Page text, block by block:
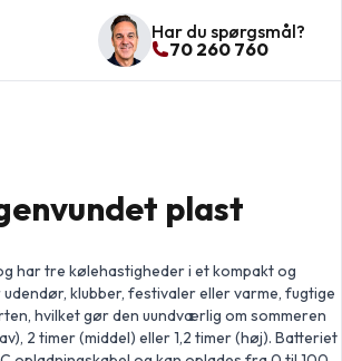
Har du spørgsmål?
70 260 760
plast
har tre kølehastigheder i et kompakt og
klubber, festivaler eller varme, fugtige
hvilket gør den uundværlig om sommeren
2 timer (middel) eller 1,2 timer (høj). Batteriet